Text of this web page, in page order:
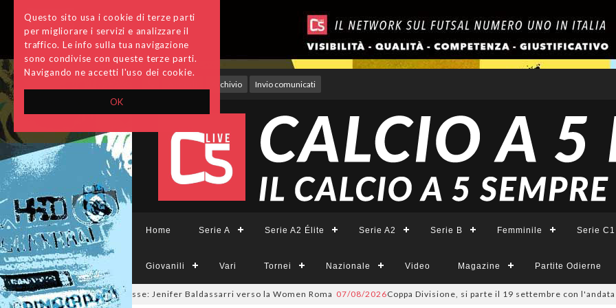
OK
Questo sito usa i cookie di terze parti
per migliorare i servizi e analizzare il
traffico. Le info sulla tua navigazione
sono condivise con queste terze parti.
Navigando ne accetti l'uso dei cookie.
Archivio Invio comunicati
Home Serie A Serie A2 Élite Serie A2 Serie B Femminile Serie C1
Giovanili Vari Tornei Nazionale Video Magazine Partite Odierne
a tinte giallorosse: Jenifer Baldassarri verso la Women Roma 07/08/2026Coppa Divisione, si parte il 19 settembre con l'andata del